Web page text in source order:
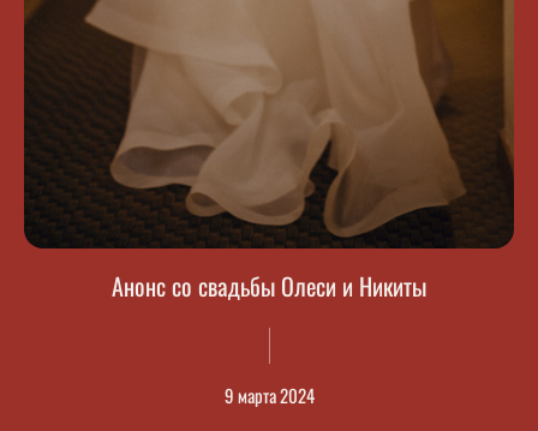
Анонс со свадьбы Олеси и Никиты
9 марта 2024